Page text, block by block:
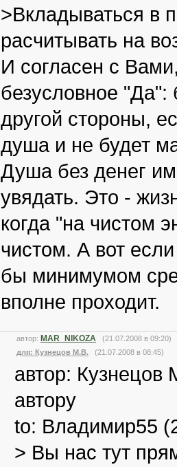
>Вкладываться в
расчитывать на
И согласен с
безусловное "Да":
другой стороны,
душа и не будет
Душа без денег
увядать. Это -
когда "на чистом
чистом. А вот если
бы минимумом
вполне проходит.
автор: MAR_NIKOZA (21.07.2008 в 09:20)
для: Кузнецов М.В. (21.07.2008 в 08:45)
автор:
автору
to: Владимир55
> Вы нас тут